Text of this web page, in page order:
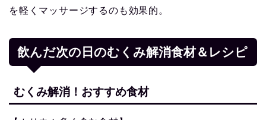
を軽くマッサージするのも効果的。
飲んだ次の日のむくみ解消食材＆レシピ
むくみ解消！おすすめ食材